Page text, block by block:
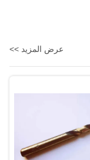
عرض المزيد >>